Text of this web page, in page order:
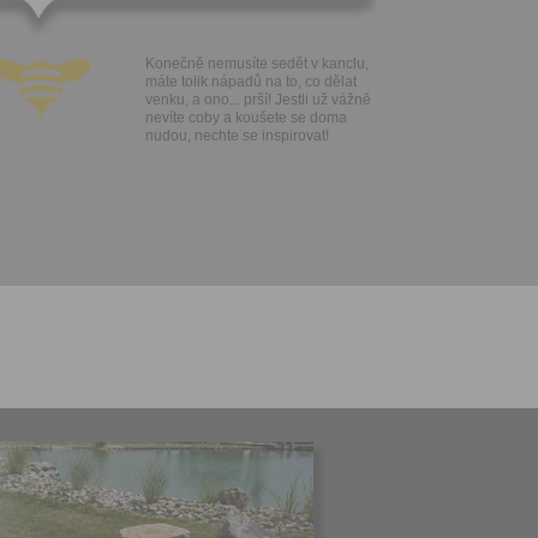
Konečně nemusíte sedět v kanclu,
máte tolik nápadů na to, co dělat
venku, a ono... prší! Jestli už vážně
nevíte coby a koušete se doma
nudou, nechte se inspirovat!
na
účtu až do
starší 16